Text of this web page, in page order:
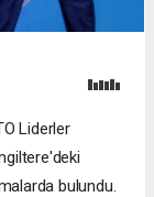
Liderler
bulundu.